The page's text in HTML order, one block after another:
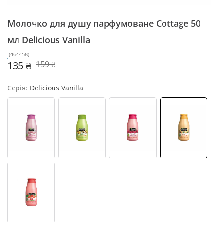
Молочко для душу парфумоване Cottage 50
мл Delicious Vanilla
(464458)
135 ₴ 159 ₴
Серія: Delicious Vanilla